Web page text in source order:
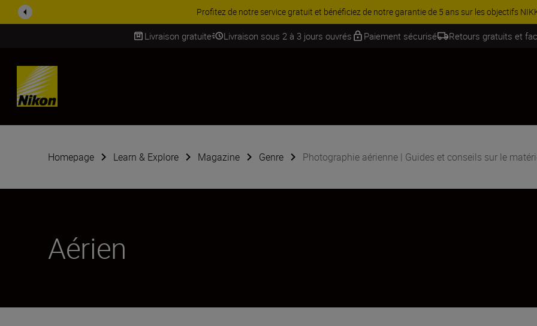
PROMOTION ACCESSOIRES | Équipez-vous davantage et économisez 15 % sur une sélection
Livraison gratuite Livraison sous 2 à 3 jours ouvrés Paiement sécurisé Retours gratuits et
SKIP
Homepage Learn & Explore Magazine Genre Photographie aérienne | Guides et conseils sur le
Aérien